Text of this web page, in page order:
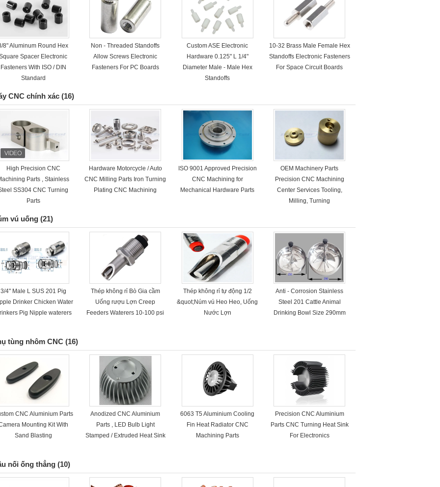
8" Aluminum Round Hex
Spacer Electronic
Fasteners With ISO / DIN
Standard
Non - Threaded Standoffs
Allow Screws Electronic
Fasteners For PC Boards
Custom ASE Electronic
Hardware 0.125" L 1/4"
Diameter Male - Male Hex
Standoffs
10-32 Brass Male Female Hex
Standoffs Electronic Fasteners
For Space Circuit Boards
CNC chính xác (16)
High Precision CNC
Parts , Stainless
SS304 CNC Turning
Parts
Hardware Motorcycle / Auto
CNC Milling Parts Iron Turning
Plating CNC Machining
ISO 9001 Approved Precision
CNC Machining for
Mechanical Hardware Parts
OEM Machinery Parts
Precision CNC Machining
Center Services Tooling,
Milling, Turning
vú uống (21)
3/4" Male L SUS 201 Pig
Drinker Chicken Water
Pig Nipple waterers
Thép không rỉ Bò Gia cầm
Uống rượu Lợn Creep
Feeders Waterers 10-100 psi
Thép không rỉ tự động 1/2
&quot;Núm vú Heo Heo, Uống
Nước Lợn
Anti - Corrosion Stainless
Steel 201 Cattle Animal
Drinking Bowl Size 290mm
tùng nhôm CNC (16)
CNC Aluminium Parts
Mounting Kit With
Sand Blasting​
Anodized CNC Aluminium
Parts , LED Bulb Light
Stamped / Extruded Heat Sink
6063 T5 Aluminium Cooling
Fin Heat Radiator CNC
Machining Parts
Precision CNC Aluminium
Parts CNC Turning Heat Sink
For Electronics
nối ống thẳng (10)